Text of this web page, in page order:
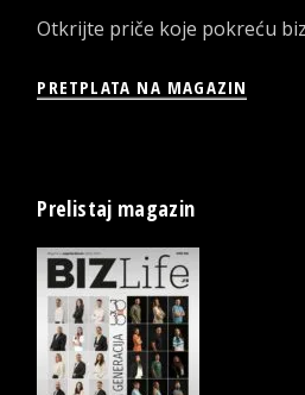
Otkrijte priče koje pokreću
PRETPLATA NA MAGAZIN
Prelistaj magazin